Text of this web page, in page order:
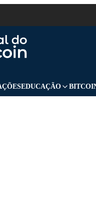
EDUCAÇÃO